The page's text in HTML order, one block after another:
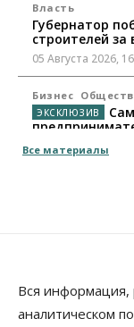
Власть
Губернатор
строителей за
05 Августа 2026,
Бизнес
05 Августа 2026,
Недвижимость
Проект
утвердили в
Все материалы
Вся
аналитическом